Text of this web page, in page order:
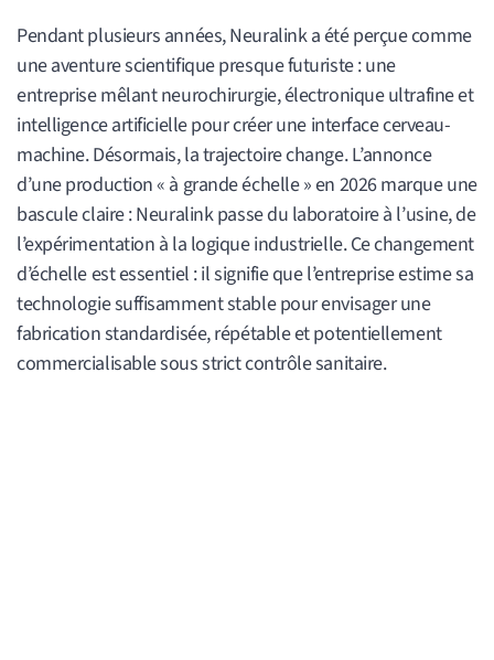
Pendant plusieurs années, Neuralink a été perçue comme
une aventure scientifique presque futuriste : une
entreprise mêlant neurochirurgie, électronique ultrafine et
intelligence artificielle pour créer une interface cerveau-
machine. Désormais, la trajectoire change. L’annonce
d’une production « à grande échelle » en 2026 marque une
bascule claire : Neuralink passe du laboratoire à l’usine, de
l’expérimentation à la logique industrielle. Ce changement
d’échelle est essentiel : il signifie que l’entreprise estime sa
technologie suffisamment stable pour envisager une
fabrication standardisée, répétable et potentiellement
commercialisable sous strict contrôle sanitaire.